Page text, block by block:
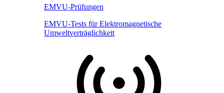
EMVU-Prüfungen
EMVU-Tests für Elektromagnetische
Umweltverträglichkeit